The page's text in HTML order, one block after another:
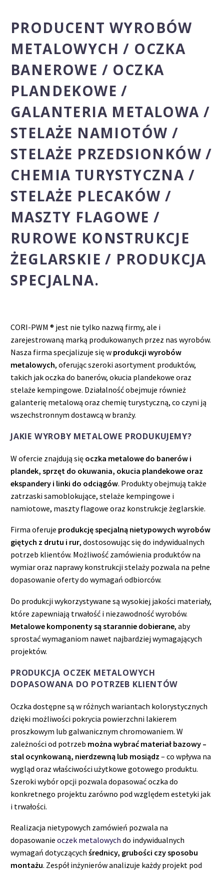
PRODUCENT WYROBÓW
METALOWYCH / OCZKA
BANEROWE / OCZKA
PLANDEKOWE /
GALANTERIA METALOWA /
STELAŻE NAMIOTÓW /
STELAŻE PRZEDSIONKÓW /
CHEMIA TURYSTYCZNA /
STELAŻE PLECAKÓW /
MASZTY FLAGOWE /
RUROWE KONSTRUKCJE
ŻEGLARSKIE / PRODUKCJA
SPECJALNA.
CORI-PWM ® jest nie tylko nazwą firmy, ale i
zarejestrowaną marką produkowanych przez nas wyrobów.
Nasza firma specjalizuje się w produkcji wyrobów
metalowych, oferując szeroki asortyment produktów,
takich jak oczka do banerów, okucia plandekowe oraz
stelaże kempingowe. Działalność obejmuje również
galanterię metalową oraz chemię turystyczną, co czyni ją
wszechstronnym dostawcą w branży.
JAKIE WYROBY METALOWE PRODUKUJEMY?
W ofercie znajdują się oczka metalowe do banerów i
plandek, sprzęt do okuwania, okucia plandekowe oraz
ekspandery i linki do odciągów. Produkty obejmują także
zatrzaski samoblokujące, stelaże kempingowe i
namiotowe, maszty flagowe oraz konstrukcje żeglarskie.
Firma oferuje produkcję specjalną nietypowych wyrobów
giętych z drutu i rur, dostosowując się do indywidualnych
potrzeb klientów. Możliwość zamówienia produktów na
wymiar oraz naprawy konstrukcji stelaży pozwala na pełne
dopasowanie oferty do wymagań odbiorców.
Do produkcji wykorzystywane są wysokiej jakości materiały,
które zapewniają trwałość i niezawodność wyrobów.
Metalowe komponenty są starannie dobierane, aby
sprostać wymaganiom nawet najbardziej wymagających
projektów.
PRODUKCJA OCZEK METALOWYCH
DOPASOWANA DO POTRZEB KLIENTÓW
Oczka dostępne są w różnych wariantach kolorystycznych
dzięki możliwości pokrycia powierzchni lakierem
proszkowym lub galwanicznym chromowaniem. W
zależności od potrzeb można wybrać materiał bazowy –
stal ocynkowaną, nierdzewną lub mosiądz – co wpływa na
wygląd oraz właściwości użytkowe gotowego produktu.
Szeroki wybór opcji pozwala dopasować oczka do
konkretnego projektu zarówno pod względem estetyki jak
i trwałości.
Realizacja nietypowych zamówień pozwala na
dopasowanie oczek metalowych do indywidualnych
wymagań dotyczących średnicy, grubości czy sposobu
montażu. Zespół inżynierów analizuje każdy projekt pod